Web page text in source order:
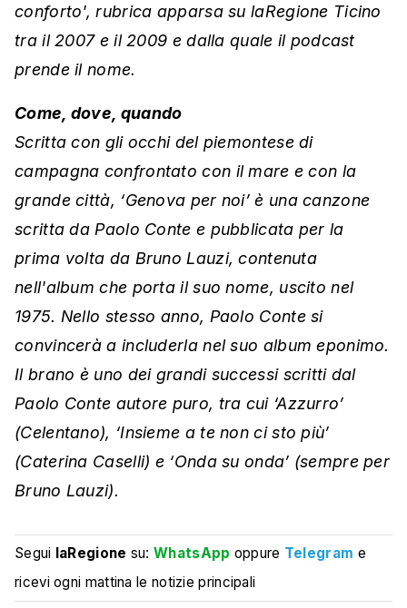
conforto', rubrica apparsa su laRegione Ticino
tra il 2007 e il 2009 e dalla quale il podcast
prende il nome.
Come, dove, quando
Scritta con gli occhi del piemontese di
campagna confrontato con il mare e con la
grande città, ‘Genova per noi’ è una canzone
scritta da Paolo Conte e pubblicata per la
prima volta da Bruno Lauzi, contenuta
nell'album che porta il suo nome, uscito nel
1975. Nello stesso anno, Paolo Conte si
convincerà a includerla nel suo album eponimo.
Il brano è uno dei grandi successi scritti dal
Paolo Conte autore puro, tra cui ‘Azzurro’
(Celentano), ‘Insieme a te non ci sto più’
(Caterina Caselli) e ‘Onda su onda’ (sempre per
Bruno Lauzi).
Segui laRegione su:WhatsApp oppure Telegram e
ricevi ogni mattina le notizie principali